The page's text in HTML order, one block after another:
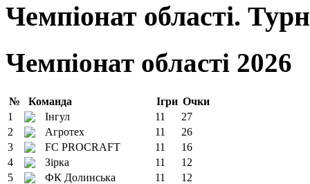
Чемпіонат області.
Чемпіонат області 2026
№ Команда Ігри Очки
1
Інгул 11
27
2
Агротех 11
26
3
FC PROCRAFT 11
16
4
Зірка 11
12
5
ФК Долинська 11
12